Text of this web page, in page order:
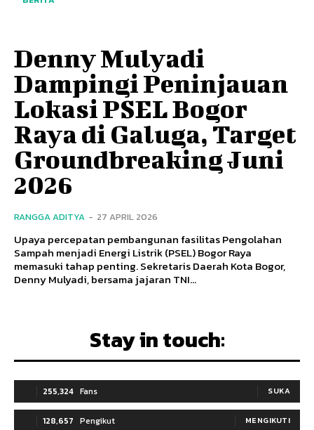
Denny Mulyadi
Dampingi Peninjauan
Lokasi PSEL Bogor
Raya di Galuga, Target
Groundbreaking Juni
2026
RANGGA ADITYA - 27 APRIL 2026
Upaya percepatan pembangunan fasilitas Pengolahan
Sampah menjadi Energi Listrik (PSEL) Bogor Raya
memasuki tahap penting. Sekretaris Daerah Kota Bogor,
Denny Mulyadi, bersama jajaran TNI...
Stay in touch:
255,324 Fans SUKA
128,657 Pengikut MENGIKUTI